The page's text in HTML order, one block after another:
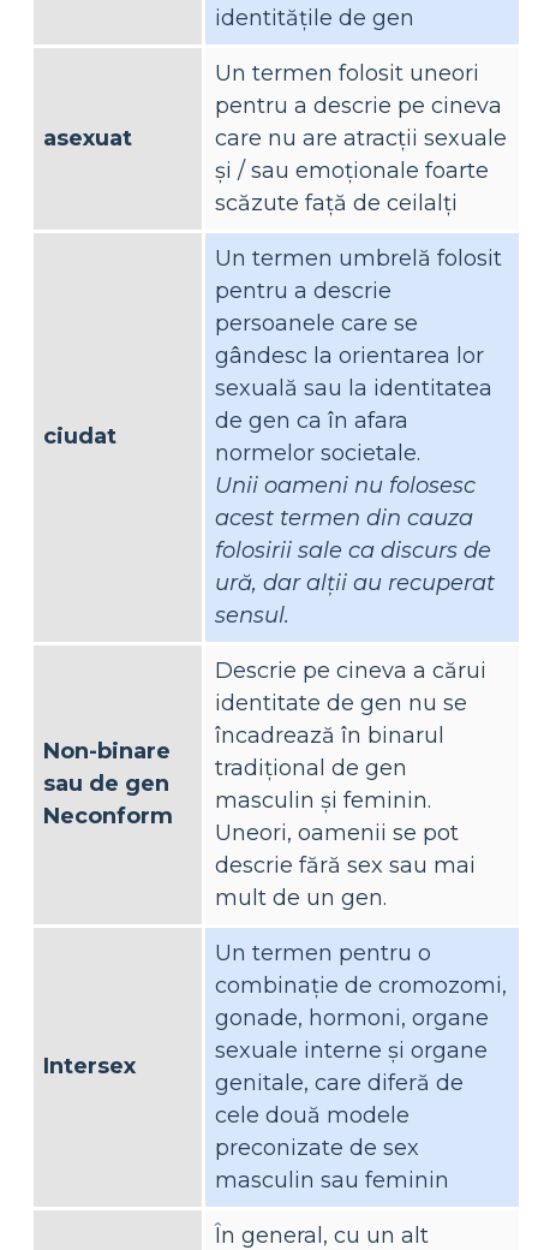
identitățile de gen
asexuat
Un termen folosit uneori
pentru a descrie pe cineva
care nu are atracții sexuale
și / sau emoționale foarte
scăzute față de ceilalți
ciudat
Un termen umbrelă folosit
pentru a descrie
persoanele care se
gândesc la orientarea lor
sexuală sau la identitatea
de gen ca în afara
normelor societale.
Unii oameni nu folosesc
acest termen din cauza
folosirii sale ca discurs de
ură, dar alții au recuperat
sensul.
Non-binare
sau de gen
Neconform
Descrie pe cineva a cărui
identitate de gen nu se
încadrează în binarul
tradițional de gen
masculin și feminin.
Uneori, oamenii se pot
descrie fără sex sau mai
mult de un gen.
Intersex
Un termen pentru o
combinație de cromozomi,
gonade, hormoni, organe
sexuale interne și organe
genitale, care diferă de
cele două modele
preconizate de sex
masculin sau feminin
În general, cu un alt